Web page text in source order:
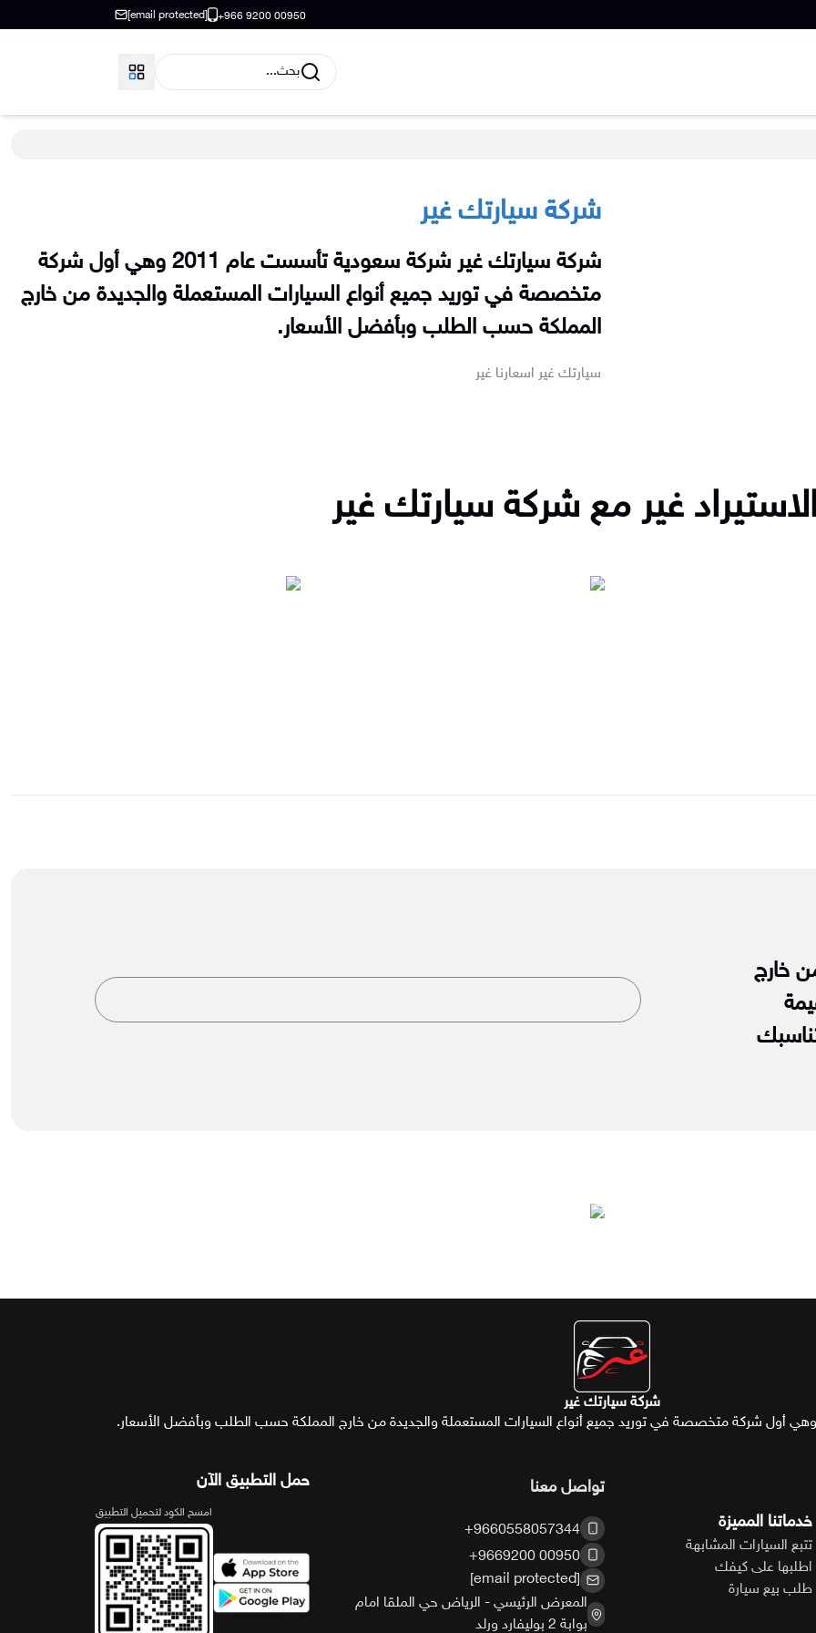
+966 9200 00950
بحث...
شركة سيارتك غير
شركة سيارتك غير شركة سعودية تأسست عام 2011 وهي أول شركة
متخصصة في توريد جميع أنواع السيارات المستعملة والجديدة من خارج
المملكة حسب الطلب وبأفضل الأسعار.
سيارتك غير اسعارنا غير
الاستيراد غير مع شركة سيارتك غير
خارج
شركة سيارتك غير
خدماتنا المميزة
تتبع السيارات المشابهة
اطلبها على كيفك
طلب بيع سيارة
تواصل معنا
+9660558057344
+9669200 00950
[email protected]
المعرض الرئيسي - الرياض حي الملقا امام
بوابة 2 بوليفارد ورلد
حمل التطبيق الآن
امسح الكود لتحميل التطبيق